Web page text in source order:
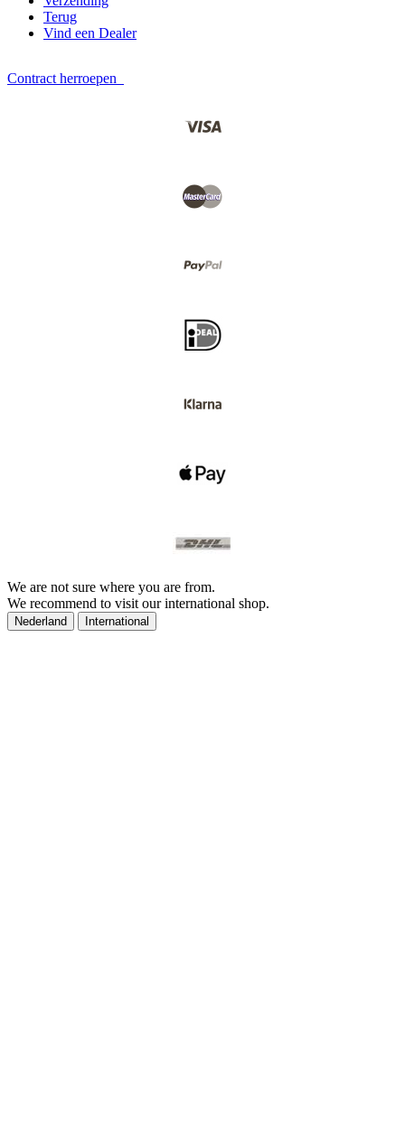
Terug
Vind een Dealer
Contract herroepen
We are not sure where you are from.
We recommend to visit our international shop.
Nederland International